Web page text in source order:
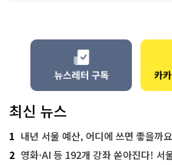
최신 뉴스
1 내년 서울 예산, 어디에 쓰면 좋을까
2 영화·AI 등 192개 강좌 쏟아진다! 서